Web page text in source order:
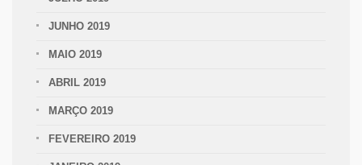
JUNHO 2019
MAIO 2019
ABRIL 2019
MARÇO 2019
FEVEREIRO 2019